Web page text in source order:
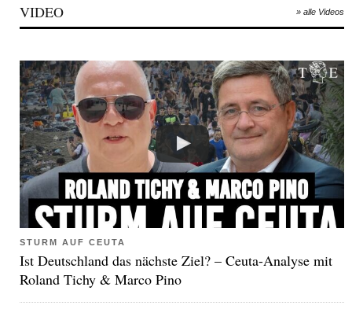
VIDEO » alle Videos
STURM AUF CEUTA
Ist Deutschland das nächste Ziel? – Ceuta-Analyse mit
Roland Tichy & Marco Pino